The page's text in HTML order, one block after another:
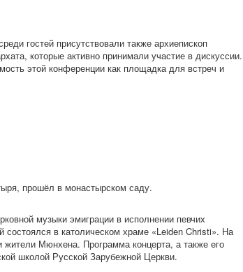
гостей присутствовали также архиепископ
которые активно принимали участие в дискуссии.
этой конференции как площадка для встреч и
прошёл в монастырском саду.
музыки эмиграции в исполнении певчих
состоялся в католическом храме «Leiden Christi». На
жители Мюнхена. Программа концерта, а также его
школой Русской Зарубежной Церкви.